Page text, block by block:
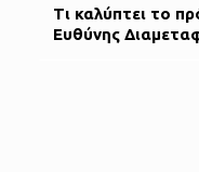
Tι καλύπτει το
Ευθύνης